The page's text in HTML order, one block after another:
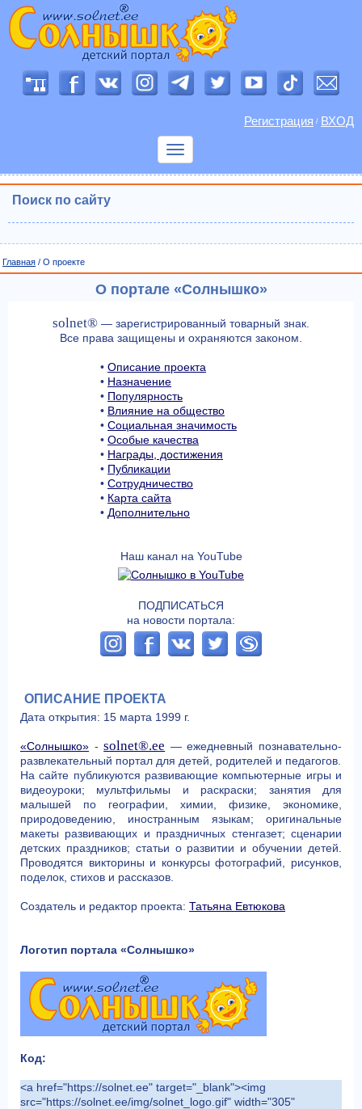
Регистрация / ВХОД
Показать
Поиск по сайту
Главная / О проекте
О портале «Солнышко»
solnet® — зарегистрированный товарный знак.
Все права защищены и охраняются законом.
• Описание проекта
• Назначение
• Популярность
• Влияние на общество
• Социальная значимость
• Особые качества
• Награды, достижения
• Публикации
• Сотрудничество
• Карта сайта
• Дополнительно
Наш канал на YouTube
ПОДПИСАТЬСЯ
на новости портала:
ОПИСАНИЕ ПРОЕКТА
Дата открытия: 15 марта 1999 г.
«Солнышко» -solnet®.ee — ежедневный познавательно-
развлекательный портал для детей, родителей и педагогов.
На сайте публикуются развивающие компьютерные игры и
видеоуроки; мультфильмы и раскраски; занятия для
малышей по географии, химии, физике, экономике,
природоведению, иностранным языкам; оригинальные
макеты развивающих и праздничных стенгазет; сценарии
детских праздников; статьи о развитии и обучении детей.
Проводятся викторины и конкурсы фотографий, рисунков,
поделок, стихов и рассказов.
Создатель и редактор проекта: Татьяна Евтюкова
Логотип портала «Солнышко»
Код:
<a href="https://solnet.ee" target="_blank"><img
src="https://solnet.ee/img/solnet_logo.gif" width="305"